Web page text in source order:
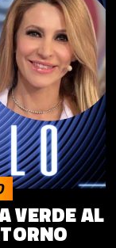
VERDE AL